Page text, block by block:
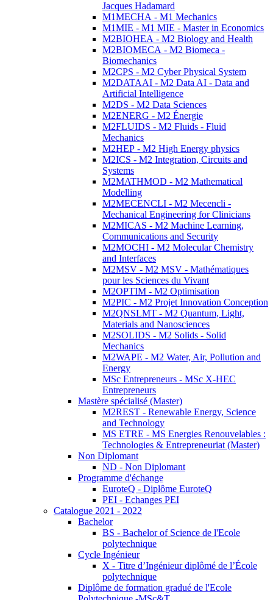
Jacques Hadamard
M1MECHA - M1 Mechanics
M1MIE - M1 MIE - Master in Economics
M2BIOHEA - M2 Biology and Health
M2BIOMECA - M2 Biomeca -
Biomechanics
M2CPS - M2 Cyber Physical System
M2DATAAI - M2 Data AI - Data and
Artificial Intelligence
M2DS - M2 Data Sciences
M2ENERG - M2 Énergie
M2FLUIDS - M2 Fluids - Fluid
Mechanics
M2HEP - M2 High Energy physics
M2ICS - M2 Integration, Circuits and
Systems
M2MATHMOD - M2 Mathematical
Modelling
M2MECENCLI - M2 Mecencli -
Mechanical Engineering for Clinicians
M2MICAS - M2 Machine Learning,
Communications and Security
M2MOCHI - M2 Molecular Chemistry
and Interfaces
M2MSV - M2 MSV - Mathématiques
pour les Sciences du Vivant
M2OPTIM - M2 Optimisation
M2PIC - M2 Projet Innovation Conception
M2QNSLMT - M2 Quantum, Light,
Materials and Nanosciences
M2SOLIDS - M2 Solids - Solid
Mechanics
M2WAPE - M2 Water, Air, Pollution and
Energy
MSc Entrepreneurs - MSc X-HEC
Entrepreneurs
Mastère spécialisé (Master)
M2REST - Renewable Energy, Science
and Technology
MS ETRE - MS Energies Renouvelables :
Technologies & Entrepreneuriat (Master)
Non Diplomant
ND - Non Diplomant
Programme d'échange
EuroteQ - Diplôme EuroteQ
PEI - Echanges PEI
Catalogue 2021 - 2022
Bachelor
BS - Bachelor of Science de l'Ecole
polytechnique
Cycle Ingénieur
X - Titre d’Ingénieur diplômé de l’École
polytechnique
Diplôme de formation gradué de l'Ecole